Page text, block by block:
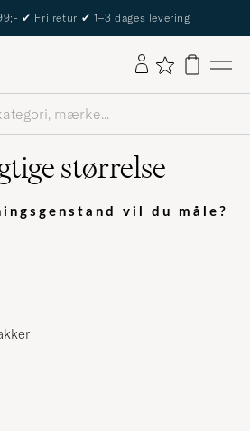
Care of Carl Passport
størrelse
vil du måle?